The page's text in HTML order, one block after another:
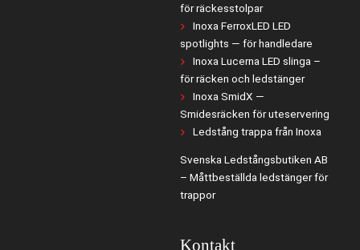
för räckesstolpar
Inoxa FerroxLED LED
spotlights — för handledare
Inoxa Lucerna LED slinga –
för räcken och ledstänger
Inoxa SmidX —
Smidesräcken för uteservering
Ledstång trappa från Inoxa
Svenska Ledstångsbutiken AB
– Måttbeställda ledstänger för
trappor
Kontakt